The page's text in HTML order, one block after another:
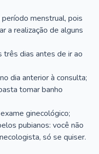
menstrual, pois
a realização de alguns
três dias antes de ir ao
dia anterior à consulta;
tomar banho
ginecológico;
pubianos: você não
só se quiser.